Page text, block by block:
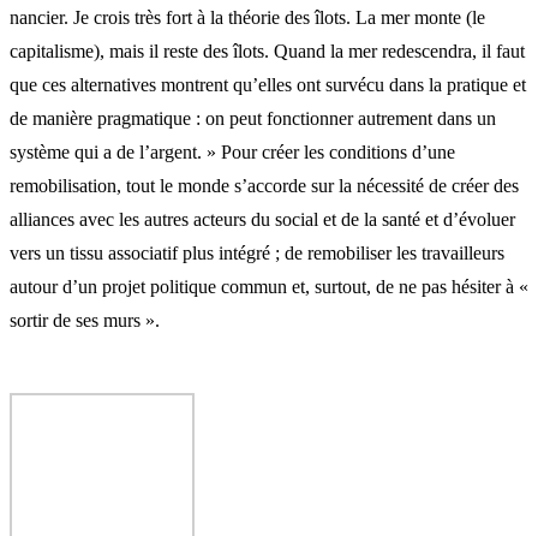
nancier. Je crois très fort à la théorie des îlots. La mer monte (le
capitalisme), mais il reste des îlots. Quand la mer redescendra, il faut
que ces alternatives montrent qu’elles ont survécu dans la pratique et
de manière pragmatique : on peut fonctionner autrement dans un
système qui a de l’argent. » Pour créer les conditions d’une
remobilisation, tout le monde s’accorde sur la nécessité de créer des
alliances avec les autres acteurs du social et de la santé et d’évoluer
vers un tissu associatif plus intégré ; de remobiliser les travailleurs
autour d’un projet politique commun et, surtout, de ne pas hésiter à «
sortir de ses murs ».